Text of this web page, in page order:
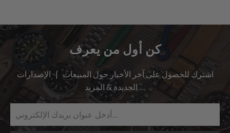
كن أول من يعرف
اشترك للحصول على آخر الأخبار حول المبيعات | الإصدارات
الجديدة & المزيد …